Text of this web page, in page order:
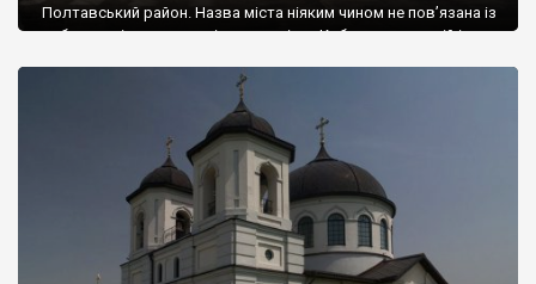
Полтавський район. Назва міста ніяким чином не пов’язана із
кобилами, і походить від назви річки Кобелячки, на якій і
Насправді, є припущення, що колись все таки в назві […]